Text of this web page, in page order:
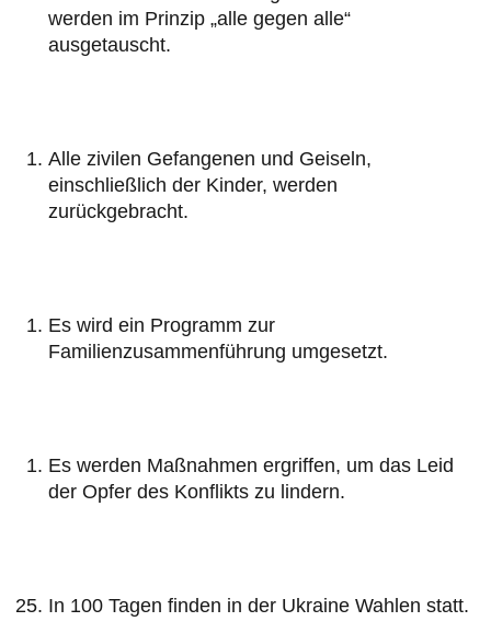
werden im Prinzip „alle gegen alle“
ausgetauscht.
Alle zivilen Gefangenen und Geiseln,
einschließlich der Kinder, werden
zurückgebracht.
Es wird ein Programm zur
Familienzusammenführung umgesetzt.
Es werden Maßnahmen ergriffen, um das Leid
der Opfer des Konflikts zu lindern.
In 100 Tagen finden in der Ukraine Wahlen statt.